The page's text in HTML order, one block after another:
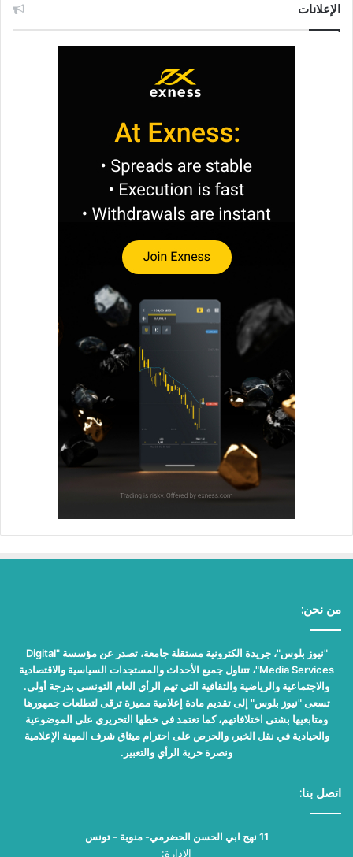
الإعلانات
من نحن:
"نيوز بلوس"، جريدة الكترونية مستقلة جامعة، تصدر عن مؤسسة "Digital
Media Services"، تتناول جميع الأحداث والمستجدات السياسية والاقتصادية
والاجتماعية والرياضية والثقافية التي تهم الرأي العام التونسي بدرجة أولى.
تسعى "نيوز بلوس" إلى تقديم مادة إعلامية مميزة ترقى لتطلعات جمهورها
ومتابعيها بشتى اختلافاتهم، كما تعتمد في خطها التحريري على الموضوعية
والحيادية في نقل الخبر، والحرص على احترام ميثاق شرف المهنة الإعلامية
ونصرة حرية الرأي والتعبير.
اتصل بنا:
11 نهج ابي الحسن الحضرمي- منوبة - تونس
الإدارة: